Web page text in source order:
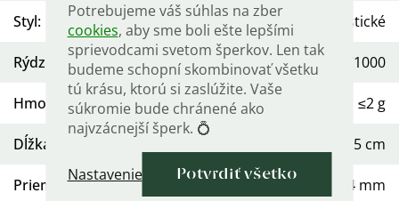
Potrebujeme váš súhlas na zber
cookies, aby sme boli ešte lepšími
sprievodcami svetom šperkov. Len tak
budeme schopní skombinovať všetku
tú krásu, ktorú si zaslúžite. Vaše
súkromie bude chránené ako
najvzácnejší šperk. 💍
Nastavenie Potvrdiť všetko
Styl: Minimalistické
Rýdzosť : Ag 925/1000
Hmotnosť: ≤2 g
Dĺžka 22-25 cm
Priemer väčší guličky 4 mm